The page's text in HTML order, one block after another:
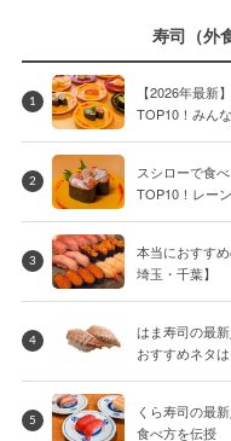
寿司（外
1
【2026年最新
TOP10！みん
2
スシローで食
TOP10！レー
3
本当におすす
埼玉・千葉】
4
はま寿司の最
おすすめネタは
5
くら寿司の最
食べ方を伝授